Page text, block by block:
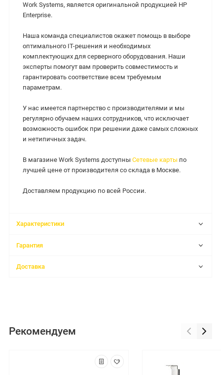
Work Systems, является оригинальной продукцией HP
Enterprise.
Наша команда специалистов окажет помощь в выборе
оптимального IT-решения и необходимых
комплектующих для серверного оборудования. Наши
эксперты помогут вам проверить совместимость и
гарантировать соответствие всем требуемым
параметрам.
У нас имеется партнерство с производителями и мы
регулярно обучаем наших сотрудников, что исключает
возможность ошибок при решении даже самых сложных
и нетипичных задач.
В магазине Work Systems доступны Сетевые карты по
лучшей цене от производителя со склада в Москве.
Доставляем продукцию по всей России.
Характеристики
Гарантия
Доставка
Рекомендуем